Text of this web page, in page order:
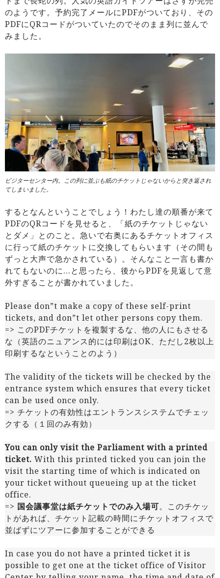
のようです。予約完了メールにPDFがついており、その
PDFにQRコードがついていたのでそのまま列に並んで
みました。
ビジターセンター内。この列に並ぶも紙のチケットじゃないからと突き返され
てしまいました。
するとなんということでしょう！わたし達の順番が来て
PDFのQRコードを見せると、「紙のチケットじゃない
とダメ」とのこと。急いで右奥にあるチケットオフィス
に行って紙のチケットに交換してもらいます（その間も
ずっと大声で急かされている）。そんなこと一言も書か
れてもないのに…と思ったら、後からPDFを見返して意
外すぎることが書かれていました。
Please don”t make a copy of these self-print
tickets, and don”t let other persons copy them.
=> このPDFチケットを複製するな、他の人にもさせる
な（英語のニュアンス的には印刷はOK、ただし2枚以上
印刷するなということのよう）
The validity of the tickets will be checked by the
entrance system which ensures that every ticket
can be used once only.
=> チケットの有効性はエントランスシステムでチェッ
クする（１回のみ有効）
You can only visit the Parliament with a printed
ticket. With this printed ticked you can join the
visit the starting time of which is indicated on
your ticket without queueing up at the ticket
office.
=> 国会議事堂は紙チケットでのみ入場可。このチケッ
トがあれば、チケット記載の時間にチケットオフィスで
並ばずにツアーに参加することができる
In case you do not have a printed ticket it is
possible to get one at the ticket office of Visitor